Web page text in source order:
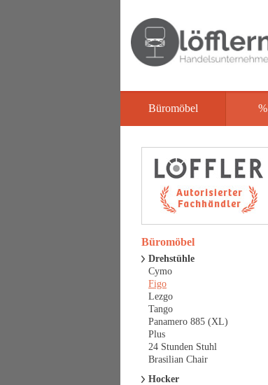
Büromöbel
Büromöbel
Drehstühle
Cymo
Figo
Lezgo
Tango
Panamero 885 (XL)
Plus
24 Stunden Stuhl
Brasilian Chair
Hocker